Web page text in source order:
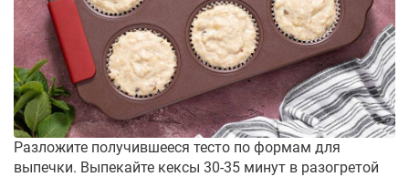
Разложите получившееся тесто по формам для
выпечки. Выпекайте кексы 30-35 минут в разогретой